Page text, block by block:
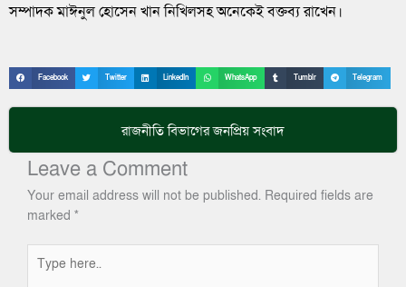
সম্পাদক মাঈনুল হোসেন খান নিখিলসহ অনেকেই বক্তব্য রাখেন।
Facebook Twitter LinkedIn WhatsApp Tumblr Telegram
রাজনীতিবিভাগের জনপ্রিয় সংবাদ
Leave a Comment
Your email address will not be published. Required fields are
marked *
here..